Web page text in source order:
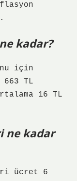
kadar?
için
TL
16 TL
ne kadar
ücret 6